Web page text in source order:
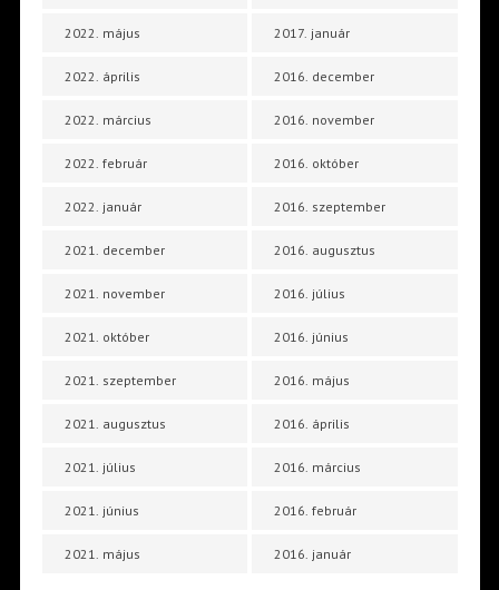
2022. május
2022. április
2022. március
2022. február
2022. január
2021. december
2021. november
2021. október
2021. szeptember
2021. augusztus
2021. július
2021. június
2021. május
2017. január
2016. december
2016. november
2016. október
2016. szeptember
2016. augusztus
2016. július
2016. június
2016. május
2016. április
2016. március
2016. február
2016. január